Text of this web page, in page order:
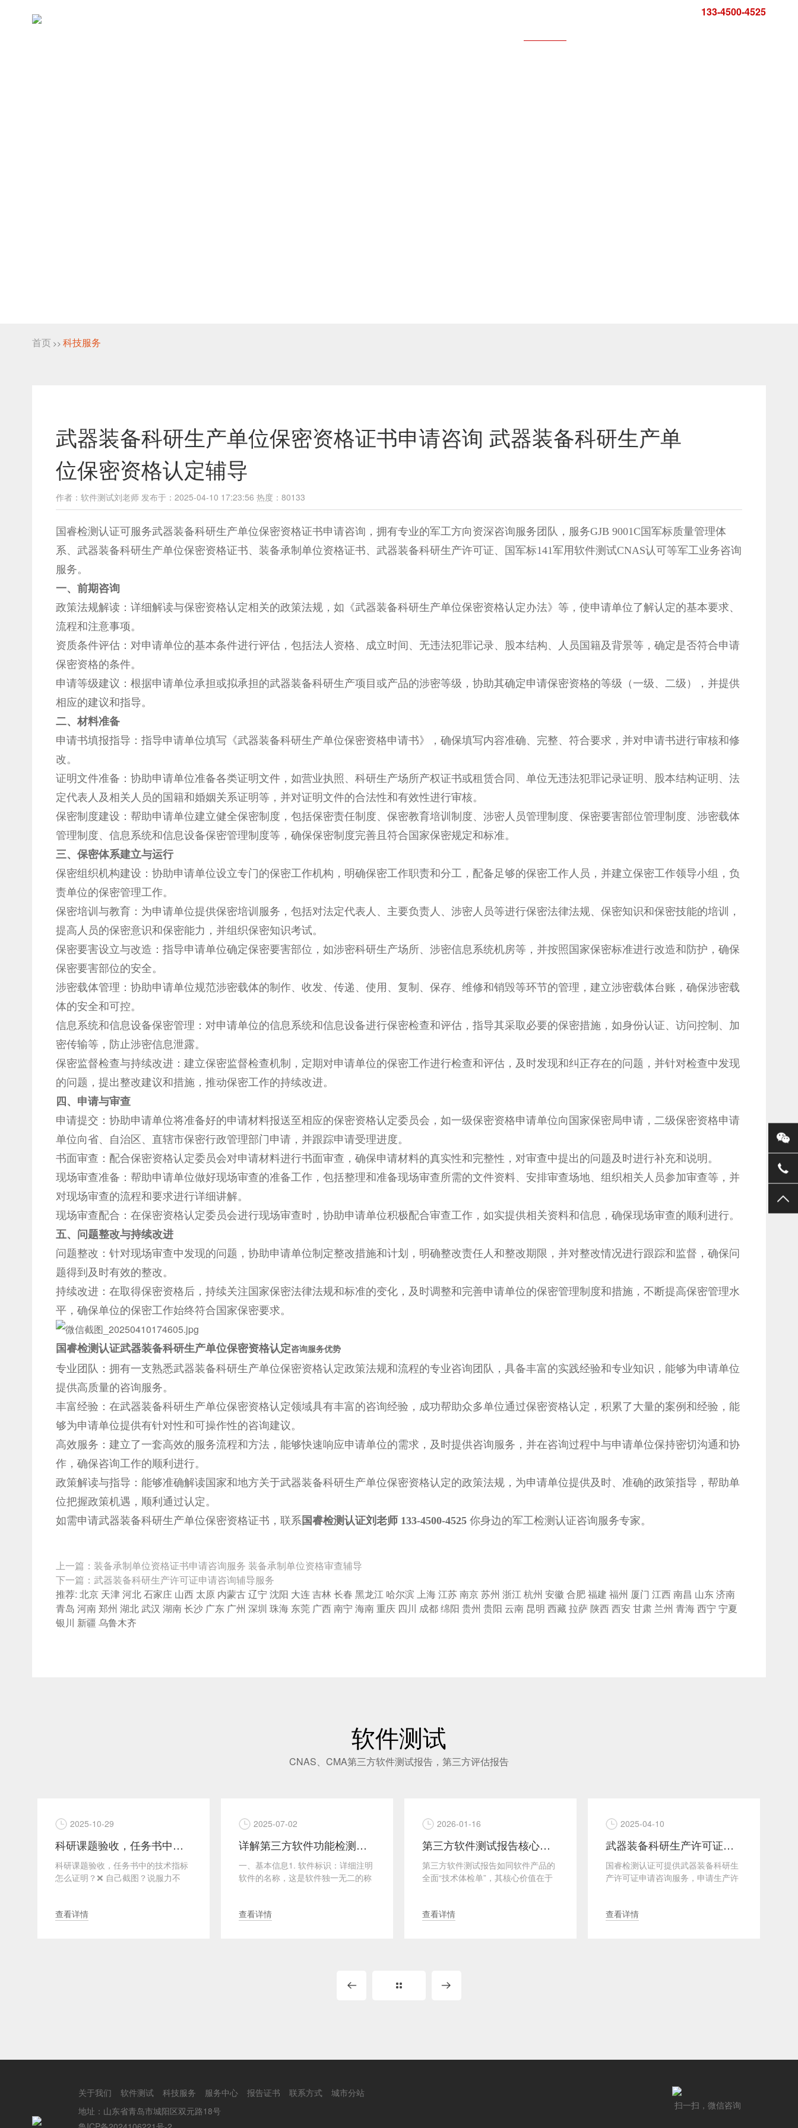
133-4500-4525
首页 >> 科技服务
武器装备科研生产单位保密资格证书申请咨询 武器装备科研生产单
位保密资格认定辅导
作者：软件测试刘老师 发布于：2025-04-10 17:23:56 热度：80133
国睿检测认证可服务武器装备科研生产单位保密资格证书申请咨询，拥有专业的军工方向资深咨询服务团队，服务GJB 9001C国军标质量管理体
系、武器装备科研生产单位保密资格证书、装备承制单位资格证书、武器装备科研生产许可证、国军标141军用软件测试CNAS认可等军工业务咨询
服务。
一、 前期咨询
政策法规解读：详细解读与保密资格认定相关的政策法规，如《武器装备科研生产单位保密资格认定办法》等，使申请单位了解认定的基本要求、
流程和注意事项。
资质条件评估：对申请单位的基本条件进行评估，包括法人资格、成立时间、无违法犯罪记录、股本结构、人员国籍及背景等，确定是否符合申请
保密资格的条件。
申请等级建议：根据申请单位承担或拟承担的武器装备科研生产项目或产品的涉密等级，协助其确定申请保密资格的等级（一级、二级），并提供
相应的建议和指导。
二、 材料准备
申请书填报指导：指导申请单位填写《武器装备科研生产单位保密资格申请书》，确保填写内容准确、完整、符合要求，并对申请书进行审核和修
改。
证明文件准备：协助申请单位准备各类证明文件，如营业执照、科研生产场所产权证书或租赁合同、单位无违法犯罪记录证明、股本结构证明、法
定代表人及相关人员的国籍和婚姻关系证明等，并对证明文件的合法性和有效性进行审核。
保密制度建设：帮助申请单位建立健全保密制度，包括保密责任制度、保密教育培训制度、涉密人员管理制度、保密要害部位管理制度、涉密载体
管理制度、信息系统和信息设备保密管理制度等，确保保密制度完善且符合国家保密规定和标准。
三、 保密体系建立与运行
保密组织机构建设：协助申请单位设立专门的保密工作机构，明确保密工作职责和分工，配备足够的保密工作人员，并建立保密工作领导小组，负
责单位的保密管理工作。
保密培训与教育：为申请单位提供保密培训服务，包括对法定代表人、主要负责人、涉密人员等进行保密法律法规、保密知识和保密技能的培训，
提高人员的保密意识和保密能力，并组织保密知识考试。
保密要害设立与改造：指导申请单位确定保密要害部位，如涉密科研生产场所、涉密信息系统机房等，并按照国家保密标准进行改造和防护，确保
保密要害部位的安全。
涉密载体管理：协助申请单位规范涉密载体的制作、收发、传递、使用、复制、保存、维修和销毁等环节的管理，建立涉密载体台账，确保涉密载
体的安全和可控。
信息系统和信息设备保密管理：对申请单位的信息系统和信息设备进行保密检查和评估，指导其采取必要的保密措施，如身份认证、访问控制、加
密传输等，防止涉密信息泄露。
保密监督检查与持续改进：建立保密监督检查机制，定期对申请单位的保密工作进行检查和评估，及时发现和纠正存在的问题，并针对检查中发现
的问题，提出整改建议和措施，推动保密工作的持续改进。
四、 申请与审查
申请提交：协助申请单位将准备好的申请材料报送至相应的保密资格认定委员会，如一级保密资格申请单位向国家保密局申请，二级保密资格申请
单位向省、自治区、直辖市保密行政管理部门申请，并跟踪申请受理进度。
书面审查：配合保密资格认定委员会对申请材料进行书面审查，确保申请材料的真实性和完整性，对审查中提出的问题及时进行补充和说明。
现场审查准备：帮助申请单位做好现场审查的准备工作，包括整理和准备现场审查所需的文件资料、安排审查场地、组织相关人员参加审查等，并
对现场审查的流程和要求进行详细讲解。
现场审查配合：在保密资格认定委员会进行现场审查时，协助申请单位积极配合审查工作，如实提供相关资料和信息，确保现场审查的顺利进行。
五、
问题整改与持续改进
问题整改：针对现场审查中发现的问题，协助申请单位制定整改措施和计划，明确整改责任人和整改期限，并对整改情况进行跟踪和监督，确保问
题得到及时有效的整改。
持续改进：在取得保密资格后，持续关注国家保密法律法规和标准的变化，及时调整和完善申请单位的保密管理制度和措施，不断提高保密管理水
平，确保单位的保密工作始终符合国家保密要求。
国睿检测认证武器装备科研生产单位保密资格认定咨询服务优势
专业团队：拥有一支熟悉武器装备科研生产单位保密资格认定政策法规和流程的专业咨询团队，具备丰富的实践经验和专业知识，能够为申请单位
提供高质量的咨询服务。
丰富经验：在武器装备科研生产单位保密资格认定领域具有丰富的咨询经验，成功帮助众多单位通过保密资格认定，积累了大量的案例和经验，能
够为申请单位提供有针对性和可操作性的咨询建议。
高效服务：建立了一套高效的服务流程和方法，能够快速响应申请单位的需求，及时提供咨询服务，并在咨询过程中与申请单位保持密切沟通和协
作，确保咨询工作的顺利进行。
政策解读与指导：能够准确解读国家和地方关于武器装备科研生产单位保密资格认定的政策法规，为申请单位提供及时、准确的政策指导，帮助单
位把握政策机遇，顺利通过认定。
如需申请武器装备科研生产单位保密资格证书，联系国睿检测认证刘老师 133-4500-4525你身边的军工检测认证咨询服务专家。
上一篇： 装备承制单位资格证书申请咨询服务 装备承制单位资格审查辅导
下一篇： 武器装备科研生产许可证申请咨询辅导服务
推荐: 北京 天津河北石家庄 山西 太原 内蒙古辽宁 沈阳 大连吉林长春 黑龙江 哈尔滨上海江苏南京苏州 浙江杭州 安徽 合肥福建 福州 厦门 江西南昌 山东济南
青岛 河南郑州 湖北武汉 湖南长沙 广东 广州 深圳 珠海 东莞 广西南宁 海南重庆 四川 成都绵阳 贵州 贵阳 云南 昆明 西藏拉萨 陕西西安 甘肃 兰州 青海西宁 宁夏
银川 新疆 乌鲁木齐
软件测试
CNAS、CMA第三方软件测试报告，第三方评估报告
2025-10-29
科研课题验收，任务书中技术指标怎么证明？软件测试报告来帮忙！
科研课题验收，任务书中的技术指标
怎么证明？❌ 自己截图？说服力不
查看详情
2025-07-02
详解第三方软件功能检测报告内容包括什么
一、基本信息1. 软件标识：详细注明
软件的名称，这是软件独一无二的称
查看详情
2026-01-16
第三方软件测试报告核心检测内容解析
第三方软件测试报告如同软件产品的
全面“技术体检单”，其核心价值在于
查看详情
2025-04-10
武器装备科研生产许可证申请咨询辅导服务
国睿检测认证可提供武器装备科研生
产许可证申请咨询服务，申请生产许
查看详情
关于我们 软件测试 科技服务 服务中心 报告证书 联系方式
城市分站
地址：山东省青岛市城阳区双元路18号
扫一扫，微信咨询